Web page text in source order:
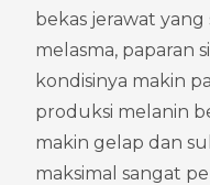
bekas jerawat yang
melasma, paparan
kondisinya makin
produksi melanin
makin gelap dan
maksimal sangat